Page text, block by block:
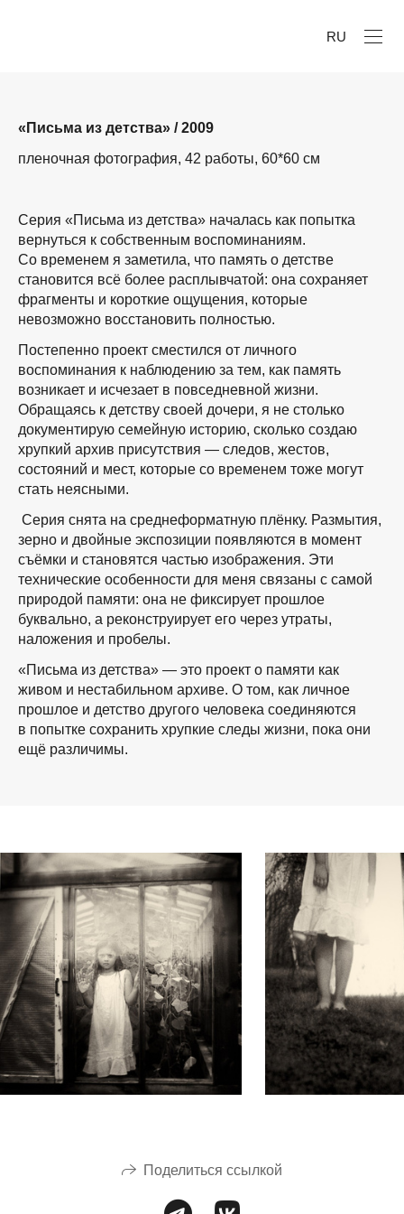
RU
«Письма из детства» / 2009
пленочная фотография, 42 работы, 60*60 см
Серия «Письма из детства» началась как попытка
вернуться к собственным воспоминаниям.
Со временем я заметила, что память о детстве
становится всё более расплывчатой: она сохраняет
фрагменты и короткие ощущения, которые
невозможно восстановить полностью.
Постепенно проект сместился от личного
воспоминания к наблюдению за тем, как память
возникает и исчезает в повседневной жизни.
Обращаясь к детству своей дочери, я не столько
документирую семейную историю, сколько создаю
хрупкий архив присутствия — следов, жестов,
состояний и мест, которые со временем тоже могут
стать неясными.
Серия снята на среднеформатную плёнку. Размытия,
зерно и двойные экспозиции появляются в момент
съёмки и становятся частью изображения. Эти
технические особенности для меня связаны с самой
природой памяти: она не фиксирует прошлое
буквально, а реконструирует его через утраты,
наложения и пробелы.
«Письма из детства» — это проект о памяти как
живом и нестабильном архиве. О том, как личное
прошлое и детство другого человека соединяются
в попытке сохранить хрупкие следы жизни, пока они
ещё различимы.
Поделиться ссылкой